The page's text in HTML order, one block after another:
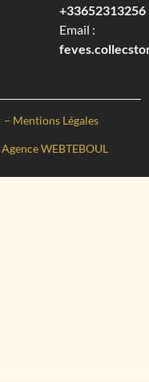
+33652313256‬
Email :
– Mentions Légales
Agence WEBTEBOUL